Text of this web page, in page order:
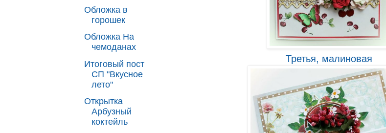
Третья, малиновая
Обложка в
горошек
Обложка На
чемоданах
Итоговый пост
СП "Вкусное
лето"
Открытка
Арбузный
коктейль